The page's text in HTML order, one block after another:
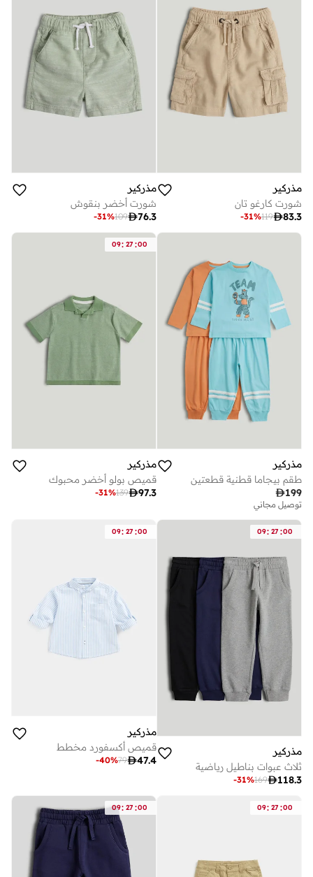
مذركير
شورت كارغو تان
83.3
119
-31%
مذركير
شورت أخضر بنقوش
76.3
109
-31%
مذركير
طقم بيجاما قطنية قطعتين
199
توصيل مجاني
09: 27 :00
مذركير
قميص بولو أخضر محبوك
97.3
139
-31%
09: 27 :00
مذركير
ثلاث عبوات بناطيل رياضية
118.3
169
-31%
09: 27 :00
مذركير
قميص أكسفورد مخطط
47.4
79
-40%
09: 27 :00
09: 27 :00